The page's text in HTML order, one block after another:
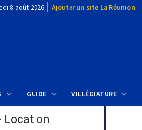
8 août 2026 Ajouter un site La Réunion
GUIDE VILLÉGIATURE
Location